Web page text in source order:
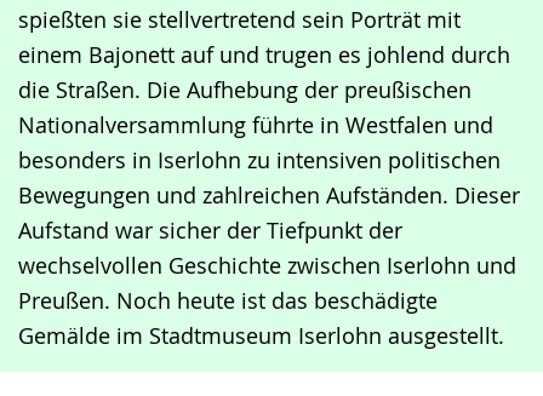
spießten sie stellvertretend sein Porträt mit
einem Bajonett auf und trugen es johlend durch
die Straßen. Die Aufhebung der preußischen
Nationalversammlung führte in Westfalen und
besonders in Iserlohn zu intensiven politischen
Bewegungen und zahlreichen Aufständen. Dieser
Aufstand war sicher der Tiefpunkt der
wechselvollen Geschichte zwischen Iserlohn und
Preußen. Noch heute ist das beschädigte
Gemälde im Stadtmuseum Iserlohn ausgestellt.